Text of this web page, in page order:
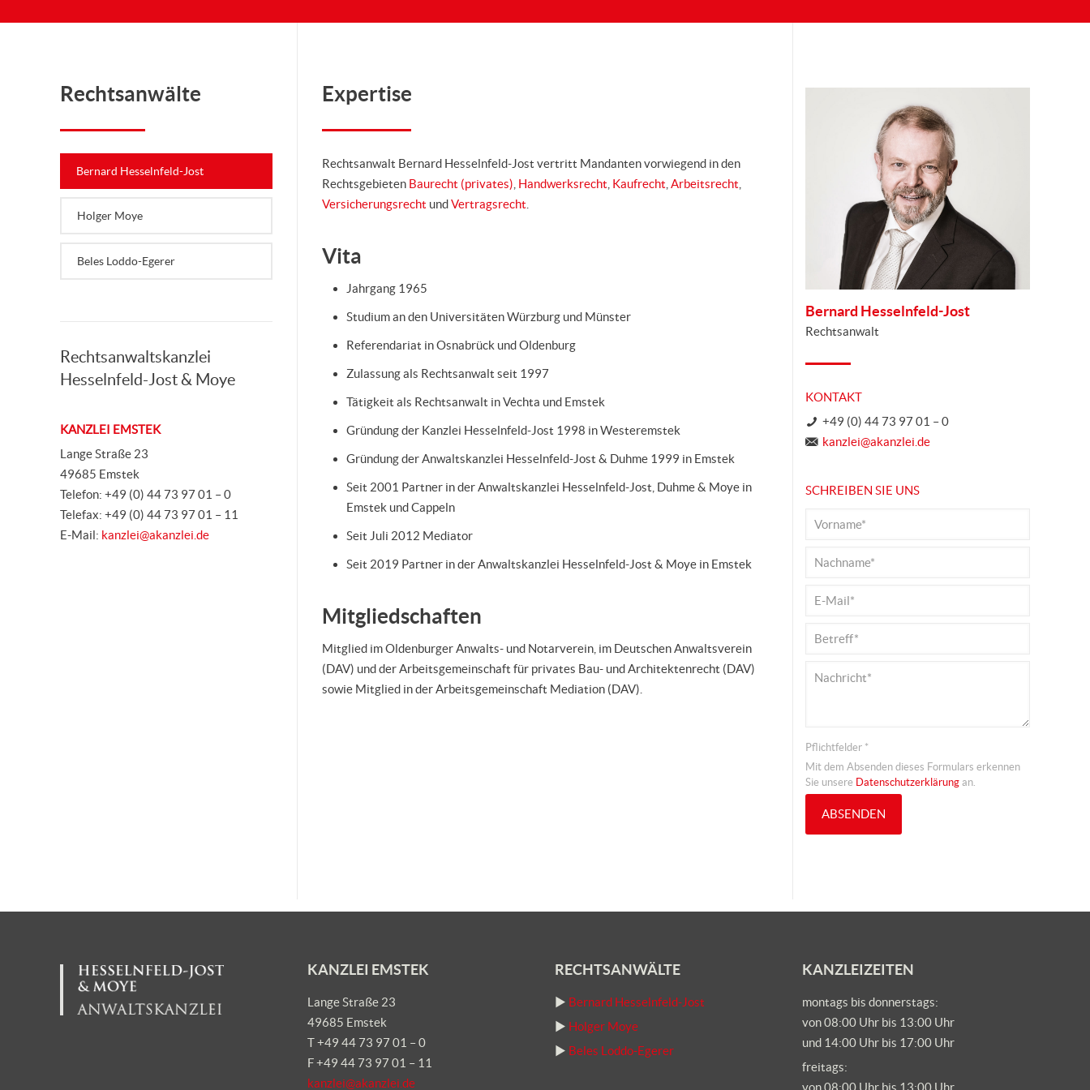
Rechtsanwälte
Bernard Hesselnfeld-Jost
Holger Moye
Beles Loddo-Egerer
Rechtsanwaltskanzlei
Hesselnfeld-Jost & Moye
KANZLEI EMSTEK
Lange Straße 23
49685 Emstek
Telefon: +49 (0) 44 73 97 01 – 0
Telefax: +49 (0) 44 73 97 01 – 11
E-Mail: kanzlei@akanzlei.de
Expertise
Rechtsanwalt Bernard Hesselnfeld-Jost vertritt Mandanten vorwiegend in den
Rechtsgebieten Baurecht (privates) Handwerksrecht Kaufrecht Arbeitsrecht
Versicherungsrecht undVertragsrecht
Vita
Jahrgang 1965
Studium an den Universitäten Würzburg und Münster
Referendariat in Osnabrück und Oldenburg
Zulassung als Rechtsanwalt seit 1997
Tätigkeit als Rechtsanwalt in Vechta und Emstek
Gründung der Kanzlei Hesselnfeld-Jost 1998 in Westeremstek
Gründung der Anwaltskanzlei Hesselnfeld-Jost & Duhme 1999 in Emstek
Seit 2001 Partner in der Anwaltskanzlei Hesselnfeld-Jost, Duhme & Moye in
Emstek und Cappeln
Seit Juli 2012 Mediator
Seit 2019 Partner in der Anwaltskanzlei Hesselnfeld-Jost & Moye in Emstek
Mitgliedschaften
Mitglied im Oldenburger Anwalts- und Notarverein, im Deutschen Anwaltsverein
(DAV) und der Arbeitsgemeinschaft für privates Bau- und Architektenrecht (DAV)
sowie Mitglied in der Arbeitsgemeinschaft Mediation (DAV).
Bernard Hesselnfeld-Jost
Rechtsanwalt
KONTAKT
+49 (0) 44 73 97 01 – 0
kanzlei@akanzlei.de
SCHREIBEN SIE UNS
Pflichtfelder *
Mit dem Absenden dieses Formulars erkennen
Sie unsere Datenschutzerklärung an.
KANZLEI EMSTEK
Lange Straße 23
49685 Emstek
T +49 44 73 97 01 – 0
F +49 44 73 97 01 – 11
kanzlei@akanzlei.de
RECHTSANWÄLTE
► Bernard Hesselnfeld-Jost
► Holger Moye
► Beles Loddo-Egerer
KANZLEIZEITEN
montags bis donnerstags:
von 08:00 Uhr bis 13:00 Uhr
und 14:00 Uhr bis 17:00 Uhr
freitags:
von 08:00 Uhr bis 13:00 Uhr